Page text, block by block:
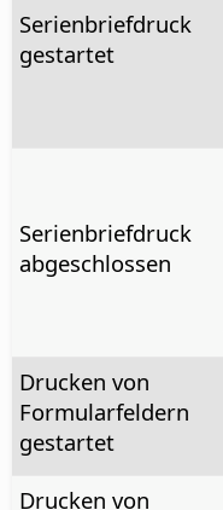
Serienbriefdruck
gestartet
Serienbriefdruck
abgeschlossen
Drucken von
Formularfeldern
gestartet
Drucken von